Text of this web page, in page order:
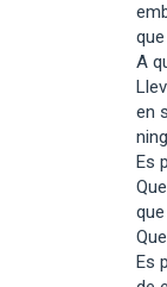
A
en
Es
Es